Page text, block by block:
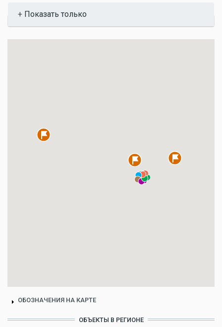
Показать
Показать только
ОБОЗНАЧЕНИЯ НА КАРТЕ
ОБЪЕКТЫ В РЕГИОНЕ